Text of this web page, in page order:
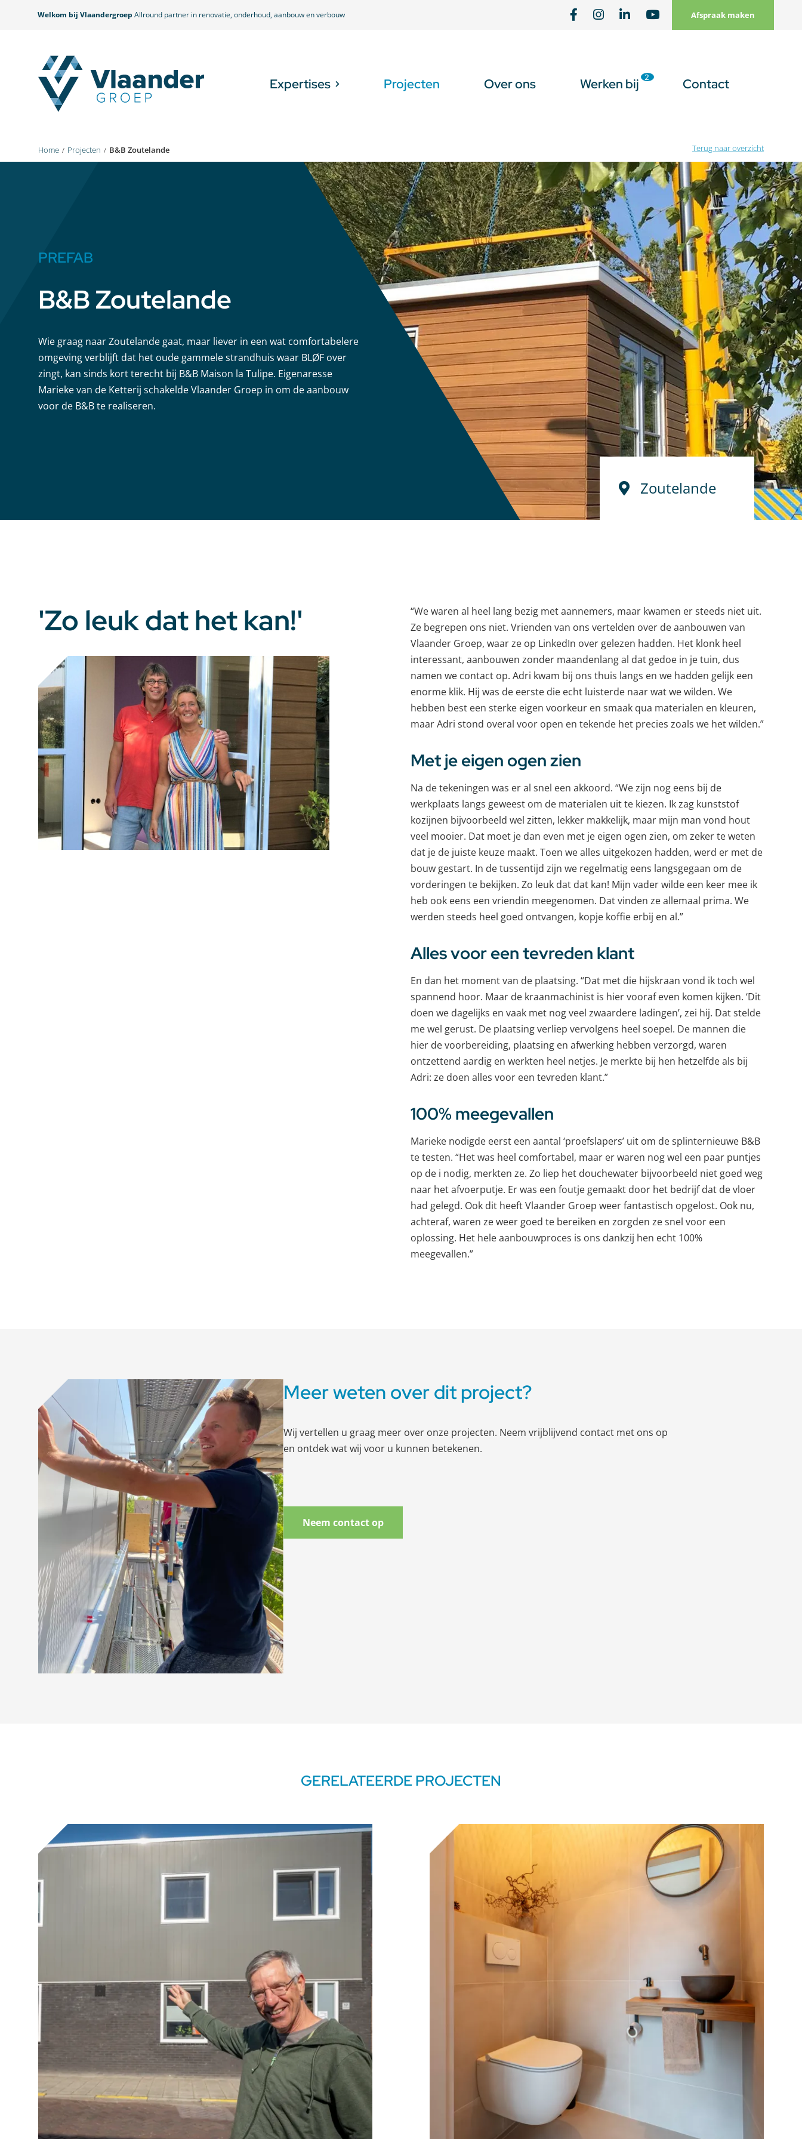
Welkom bij Vlaandergroep Allround partner in renovatie, onderhoud, aanbouw en verbouw Afspraak maken
Expertises Projecten Over ons Werken bij 2 Contact
Home Projecten B&B Zoutelande Terug naar overzicht
PREFAB
B&B Zoutelande
Wie graag naar Zoutelande gaat, maar liever in een wat comfortabelere
omgeving verblijft dat het oude gammele strandhuis waar BLØF over
zingt, kan sinds kort terecht bij B&B Maison la Tulipe. Eigenaresse
Marieke van de Ketterij schakelde Vlaander Groep in om de aanbouw
voor de B&B te realiseren.
Zoutelande
'Zo leuk dat het kan!'
“We waren al heel lang bezig met aannemers, maar kwamen er steeds niet uit.
Ze begrepen ons niet. Vrienden van ons vertelden over de aanbouwen van
Vlaander Groep, waar ze op LinkedIn over gelezen hadden. Het klonk heel
interessant, aanbouwen zonder maandenlang al dat gedoe in je tuin, dus
namen we contact op. Adri kwam bij ons thuis langs en we hadden gelijk een
enorme klik. Hij was de eerste die echt luisterde naar wat we wilden. We
hebben best een sterke eigen voorkeur en smaak qua materialen en kleuren,
maar Adri stond overal voor open en tekende het precies zoals we het wilden.”
Met je eigen ogen zien
Na de tekeningen was er al snel een akkoord. “We zijn nog eens bij de
werkplaats langs geweest om de materialen uit te kiezen. Ik zag kunststof
kozijnen bijvoorbeeld wel zitten, lekker makkelijk, maar mijn man vond hout
veel mooier. Dat moet je dan even met je eigen ogen zien, om zeker te weten
dat je de juiste keuze maakt. Toen we alles uitgekozen hadden, werd er met de
bouw gestart. In de tussentijd zijn we regelmatig eens langsgegaan om de
vorderingen te bekijken. Zo leuk dat dat kan! Mijn vader wilde een keer mee ik
heb ook eens een vriendin meegenomen. Dat vinden ze allemaal prima. We
werden steeds heel goed ontvangen, kopje koffie erbij en al.”
Alles voor een tevreden klant
En dan het moment van de plaatsing. “Dat met die hijskraan vond ik toch wel
spannend hoor. Maar de kraanmachinist is hier vooraf even komen kijken. ‘Dit
doen we dagelijks en vaak met nog veel zwaardere ladingen’, zei hij. Dat stelde
me wel gerust. De plaatsing verliep vervolgens heel soepel. De mannen die
hier de voorbereiding, plaatsing en afwerking hebben verzorgd, waren
ontzettend aardig en werkten heel netjes. Je merkte bij hen hetzelfde als bij
Adri: ze doen alles voor een tevreden klant.”
100% meegevallen
Marieke nodigde eerst een aantal ‘proefslapers’ uit om de splinternieuwe B&B
te testen. “Het was heel comfortabel, maar er waren nog wel een paar puntjes
op de i nodig, merkten ze. Zo liep het douchewater bijvoorbeeld niet goed weg
naar het afvoerputje. Er was een foutje gemaakt door het bedrijf dat de vloer
had gelegd. Ook dit heeft Vlaander Groep weer fantastisch opgelost. Ook nu,
achteraf, waren ze weer goed te bereiken en zorgden ze snel voor een
oplossing. Het hele aanbouwproces is ons dankzij hen echt 100%
meegevallen.”
Meer weten over dit project?
Wij vertellen u graag meer over onze projecten. Neem vrijblijvend contact met ons op
en ontdek wat wij voor u kunnen betekenen.
Neem contact op
GERELATEERDE PROJECTEN